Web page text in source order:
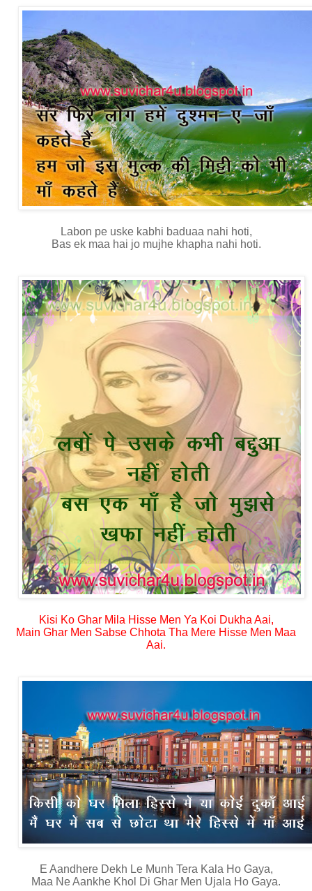
Labon pe uske kabhi baduaa nahi hoti,
Bas ek maa hai jo mujhe khapha nahi hoti.
Kisi Ko Ghar Mila Hisse Men Ya Koi Dukha Aai,
Main Ghar Men Sabse Chhota Tha Mere Hisse Men Maa
Aai.
E Aandhere Dekh Le Munh Tera Kala Ho Gaya,
Maa Ne Aankhe Khol Di Ghar Men Ujala Ho Gaya.